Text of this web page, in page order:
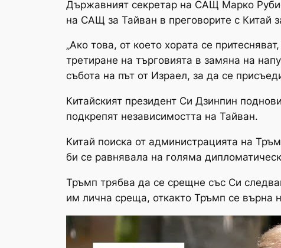
Държавният секретар на САЩ Марко
на САЩ за Тайван в преговорите с Китай
„Ако това, от което хората се
третиране на търговията в замяна на
събота на път от Израел, за да се
Китайският президент Си Дзинпин
подкрепят независимостта на Тайван.
Китай поиска от администрацията на
би се равнявала на голяма
Тръмп трябва да се срещне със Си
им лична среща, откакто Тръмп се върна